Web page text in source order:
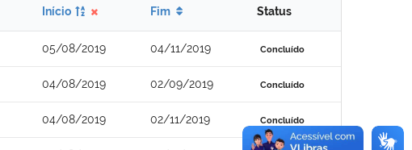
Início Fim Status
05/08/2019 04/11/2019 Concluído
04/08/2019 02/09/2019 Concluído
04/08/2019 02/11/2019 Concluído